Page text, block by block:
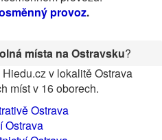
provoz.
místa na Ostravsku?
v lokalitě Ostrava
míst v 16 oborech.
Ostrava
Ostrava